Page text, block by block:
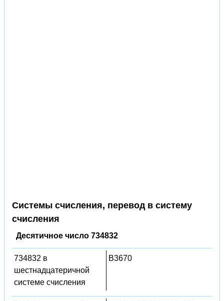
Системы счисления, перевод в систему
счисления
Десятичное число 734832
734832 в
шестнадцатеричной
системе счисления
B3670